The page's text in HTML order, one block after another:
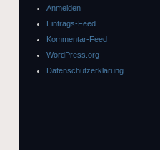
Anmelden
Eintrags-Feed
Kommentar-Feed
WordPress.org
Datenschutzerklärung